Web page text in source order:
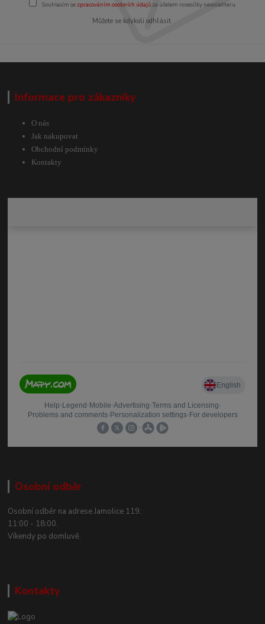
Souhlasím se zpracováním osobních údajůza účelem rozesílky newsletteru.
Můžete se kdykoli odhlásit.
Informace pro zákazníky
O nás
Jak nakupovat
Obchodní podmínky
Kontakty
Osobní odběr
Osobní odběr na adrese Jamolice 119.
11:00 - 18:00.
Víkendy po domluvě.
Kontakty